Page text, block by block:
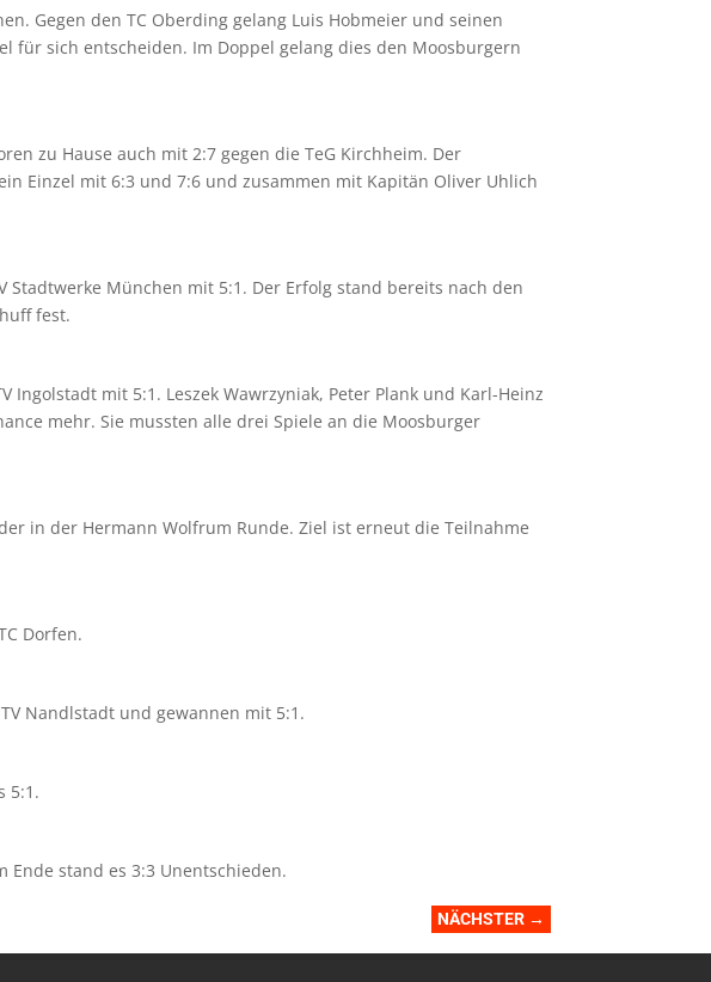
Gegen den TC Oberding gelang Luis Hobmeier und seinen
für sich entscheiden. Im Doppel gelang dies den Moosburgern
zu Hause auch mit 2:7 gegen die TeG Kirchheim. Der
Einzel mit 6:3 und 7:6 und zusammen mit Kapitän Oliver Uhlich
Stadtwerke München mit 5:1. Der Erfolg stand bereits nach den
fest.
mit 5:1. Leszek Wawrzyniak, Peter Plank und Karl-Heinz
mehr. Sie mussten alle drei Spiele an die Moosburger
in der Hermann Wolfrum Runde. Ziel ist erneut die Teilnahme
Dorfen.
Nandlstadt und gewannen mit 5:1.
5:1.
Ende stand es 3:3 Unentschieden.
NÄCHSTER→